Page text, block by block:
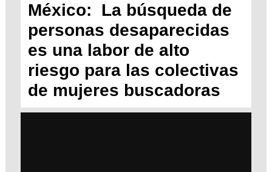
México: La búsqueda de
personas desaparecidas
es una labor de alto
riesgo para las colectivas
de mujeres buscadoras